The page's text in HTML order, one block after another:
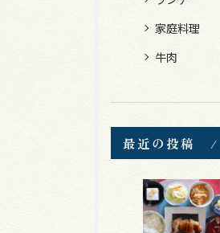
家庭料理
牛肉
最近の投稿